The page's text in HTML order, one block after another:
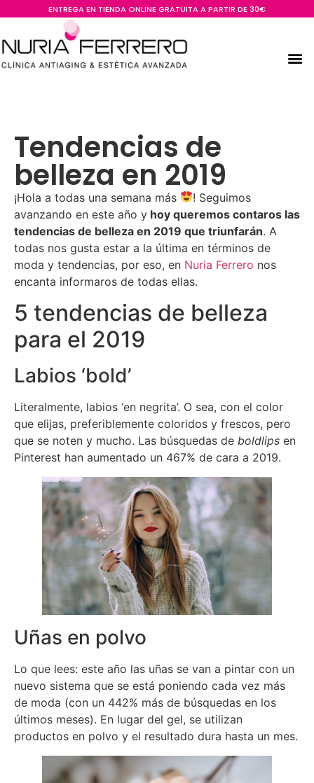
ENTREGA EN TIENDA ONLINE GRATUITA A PARTIR DE 30€
Tendencias de
belleza en 2019
¡Hola a todas una semana más
! Seguimos
avanzando en este año y hoy queremos contaros las
tendencias de belleza en 2019 que triunfarán. A
todas nos gusta estar a la última en términos de
moda y tendencias, por eso, en Nuria Ferrero nos
encanta informaros de todas ellas.
5 tendencias de belleza
para el 2019
Labios ‘bold’
Literalmente, labios ‘en negrita’. O sea, con el color
que elijas, preferiblemente coloridos y frescos, pero
que se noten y mucho. Las búsquedas de boldlips en
Pinterest han aumentado un 467% de cara a 2019.
Uñas en polvo
Lo que lees: este año las uñas se van a pintar con un
nuevo sistema que se está poniendo cada vez más
de moda (con un 442% más de búsquedas en los
últimos meses). En lugar del gel, se utilizan
productos en polvo y el resultado dura hasta un mes.